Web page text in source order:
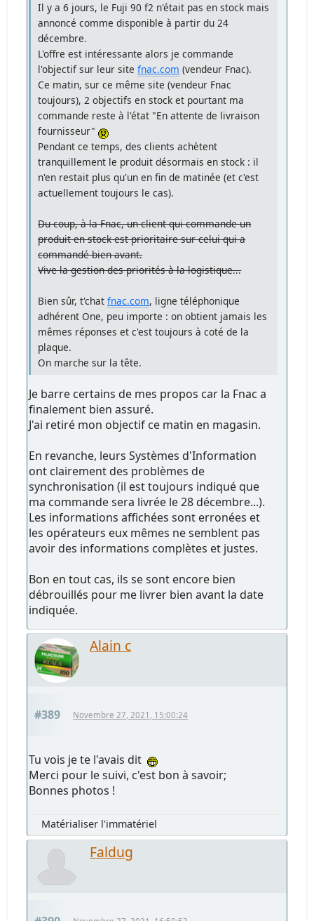
Il y a 6 jours, le Fuji 90 f2 n'était pas en stock mais
annoncé comme disponible à partir du 24
décembre.
L'offre est intéressante alors je commande
l'objectif sur leur sitefnac.com (vendeur Fnac).
Ce matin, sur ce même site (vendeur Fnac
toujours), 2 objectifs en stock et pourtant ma
commande reste à l'état "En attente de livraison
fournisseur"
Pendant ce temps, des clients achètent
tranquillement le produit désormais en stock : il
n'en restait plus qu'un en fin de matinée (et c'est
actuellement toujours le cas).
Du coup, à la Fnac, un client qui commande un
produit en stock est prioritaire sur celui qui a
commandé bien avant.
Vive la gestion des priorités à la logistique...
Bien sûr, t'chatfnac.com, ligne téléphonique
adhérent One, peu importe : on obtient jamais les
mêmes réponses et c'est toujours à coté de la
plaque.
On marche sur la tête.
Je barre certains de mes propos car la Fnac a
finalement bien assuré.
J'ai retiré mon objectif ce matin en magasin.
En revanche, leurs Systèmes d'Information
ont clairement des problèmes de
synchronisation (il est toujours indiqué que
ma commande sera livrée le 28 décembre...).
Les informations affichées sont erronées et
les opérateurs eux mêmes ne semblent pas
avoir des informations complètes et justes.
Bon en tout cas, ils se sont encore bien
débrouillés pour me livrer bien avant la date
indiquée.
Alain c
#389 Novembre 27, 2021, 15:00:24
Tu vois je te l'avais dit
Merci pour le suivi, c'est bon à savoir;
Bonnes photos !
Matérialiser l'immatériel
Faldug